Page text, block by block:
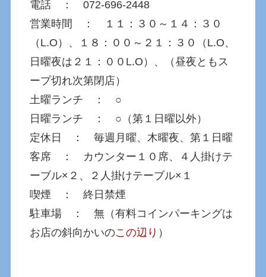
電話 ： 072-696-2448
営業時間 ： １１：３０～１４：３０
（L.O）、１８：００～２１：３０（L.O、
日曜夜は２１：００L.O）、（昼夜ともス
ープ切れ次第閉店）
土曜ランチ ： ○
日曜ランチ ： ○（第１日曜以外）
定休日 ： 毎週月曜、木曜夜、第１日曜
客席 ： カウンター１０席、４人掛けテ
ーブル×２、２人掛けテーブル×１
喫煙 ： 終日禁煙
駐車場 ： 無（有料コインパーキングは
お店の斜向かいのこの辺り ）